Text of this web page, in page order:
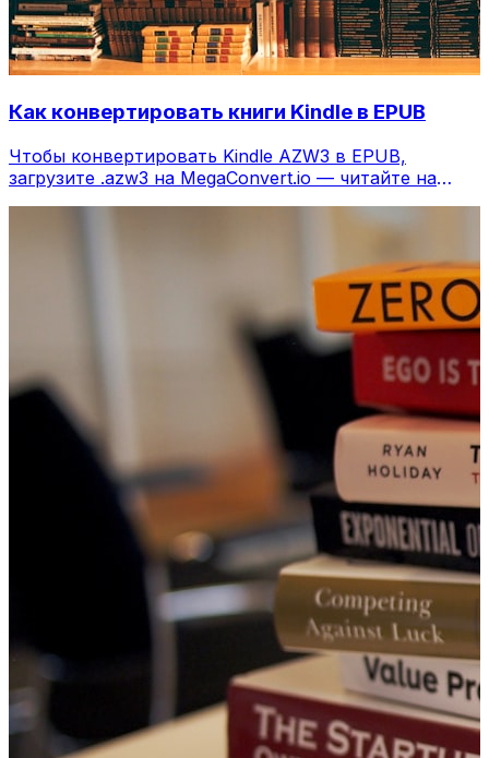
Как конвертировать книги Kindle в EPUB
Чтобы конвертировать Kindle AZW3 в EPUB,
загрузите .azw3 на MegaConvert.io — читайте на